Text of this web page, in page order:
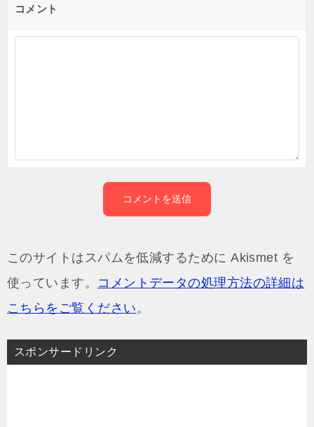
コメント
このサイトはスパムを低減するために Akismet を
使っています。 コメントデータの処理方法の詳細は
こちらをご覧ください 。
スポンサードリンク